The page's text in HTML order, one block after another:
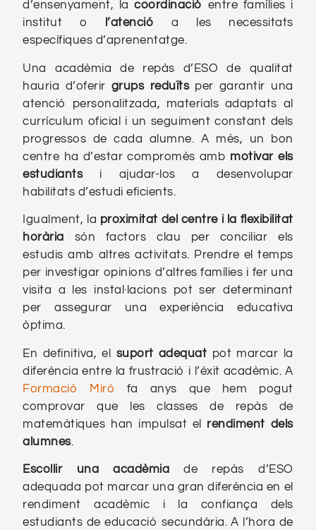
d’ensenyament, lacoordinació entre famílies i
institut o
l’atencióa les necessitats
específiques d’aprenentatge.
Una acadèmia de repàs d’ESO de qualitat
hauria d’oferir grups reduïtsper garantir una
atenció personalitzada, materials adaptats al
currículum oficial i un seguiment constant dels
progressos de cada alumne. A més, un bon
centre ha d’estar compromès amb motivar els
estudiantsi ajudar-los a desenvolupar
habilitats d’estudi eficients.
Igualment, la proximitat del centre i la flexibilitat
horària són factors clau per conciliar els
estudis amb altres activitats. Prendre el temps
per investigar opinions d’altres famílies i fer una
visita a les instal·lacions pot ser determinant
per assegurar una experiència educativa
òptima.
En definitiva, el suport adequat pot marcar la
diferència entre la frustració i l’èxit acadèmic. A
Formació Miró
fa anys que hem pogut
comprovar que les classes de repàs de
matemàtiques han impulsat el rendiment dels
alumnes.
Escollir una acadèmia de repàs d’ESO
adequada pot marcar una gran diferència en el
rendiment acadèmic i la confiança dels
estudiants de educació secundària. A l’hora de